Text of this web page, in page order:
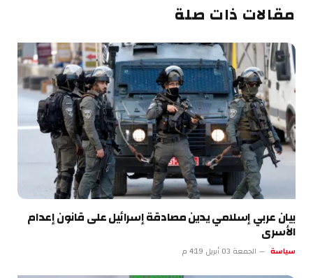
مقالات ذات صلة
بيان عربي إسلامي يدين مصادقة إسرائيل على قانون إعدام
الأسرى
سياسة الجمعة 03 أبريل 4:19 م